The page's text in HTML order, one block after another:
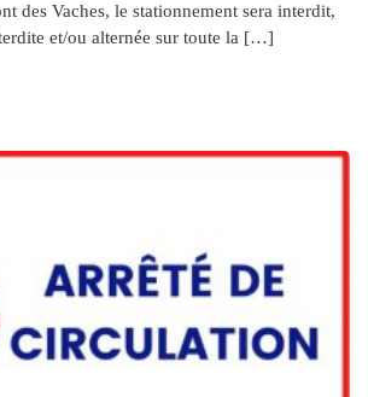
des Vaches, le stationnement sera interdit,
et/ou alternée sur toute la […]